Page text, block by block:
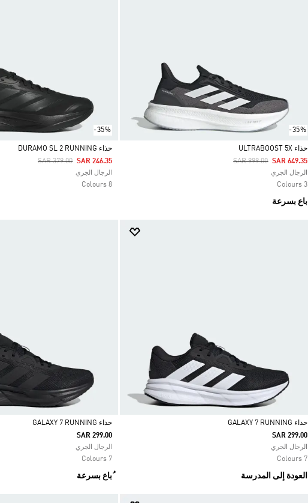
-35%
Selected
حذاء ULTRABOOST 5X
Price Reduced From
SAR 999.00ToSAR 649.35
الرجال الجري
3 Colours
ُباع بسرعة
-35%
Selected
حذاء DURAMO SL 2 RUNNING
Price Reduced From
SAR 379.00ToSAR 246.35
الرجال الجري
8 Colours
Selected
حذاء GALAXY 7 RUNNING
SAR 299.00
الرجال الجري
7 Colours
العودة إلى المدرسة
Selected
حذاء GALAXY 7 RUNNING
SAR 299.00
الرجال الجري
7 Colours
ُباع بسرعة